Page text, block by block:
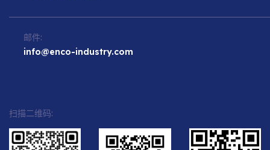
邮件:
info@enco-industry.com
扫描二维码: